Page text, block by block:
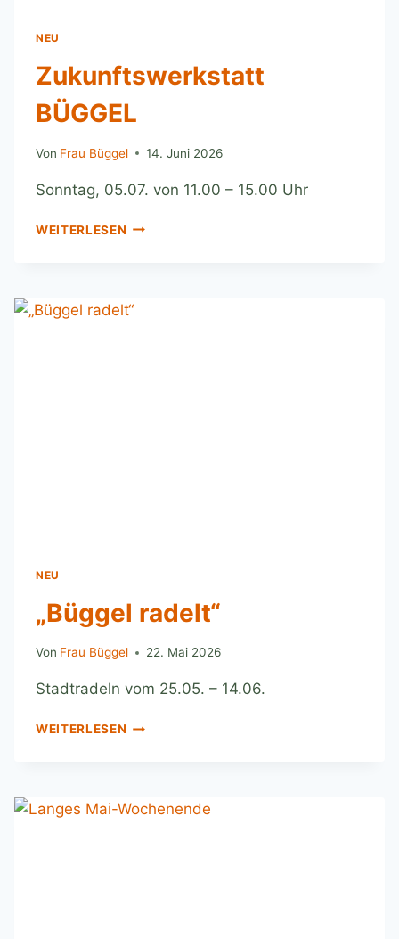
NEU
Zukunftswerkstatt
BÜGGEL
Von Frau Büggel 14. Juni 2026
Sonntag, 05.07. von 11.00 – 15.00 Uhr
WEITERLESEN
NEU
„Büggel radelt“
Von Frau Büggel 22. Mai 2026
Stadtradeln vom 25.05. – 14.06.
WEITERLESEN